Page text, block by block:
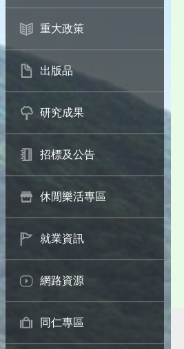
重大政策
出版品
研究成果
招標及公告
休閒樂活專區
就業資訊
網路資源
同仁專區